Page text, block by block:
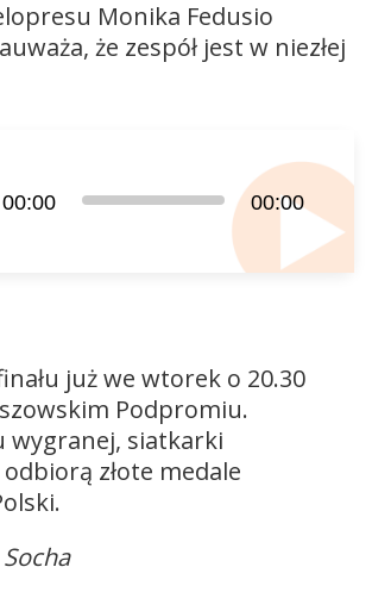
Monika Fedusio
że zespół jest w niezłej
00:00 00:00
już we wtorek o 20.30
Podpromiu.
wygranej, siatkarki
złote medale